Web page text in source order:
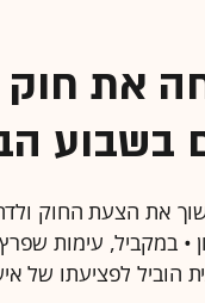
את
בשבוע
את הצעת החוק
• במקביל, עימות שפרץ
הוביל לפציעתו של